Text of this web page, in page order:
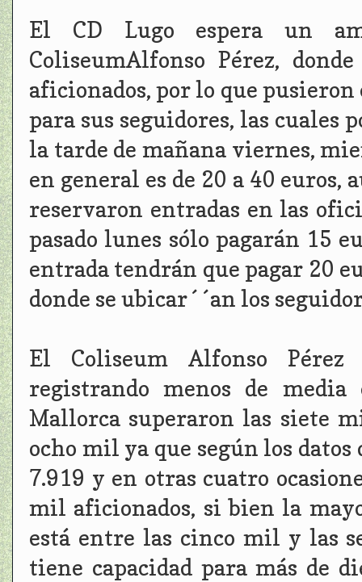
El CD Lugo espera un
ColiseumAlfonso Pérez,
aficionados, por lo que
para sus seguidores, las cuales
la tarde de mañana viernes,
en general es de 20 a 40 euros,
reservaron entradas en las
pasado lunes sólo pagarán 15
entrada tendrán que pagar 20
donde se ubicar´´an los
El Coliseum Alfonso
registrando menos de
Mallorca superaron las siete
ocho mil ya que según los
7.919 y en otras cuatro
mil aficionados, si bien la
está entre las cinco mil y las
tiene capacidad para más de